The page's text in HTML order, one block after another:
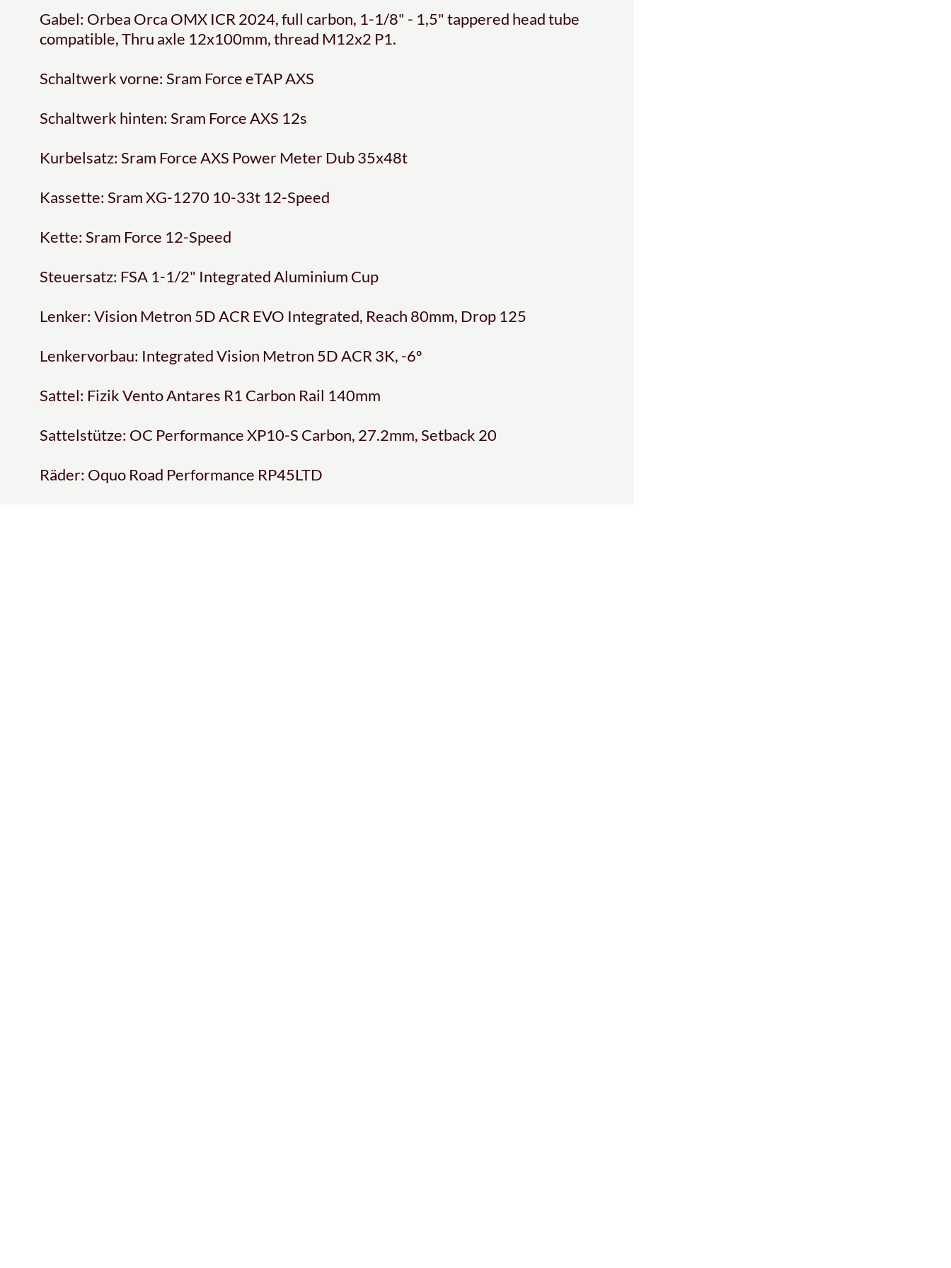
Gabel: Orbea Orca OMX ICR 2024, full carbon, 1-1/8" - 1,5" tappered head tube
compatible, Thru axle 12x100mm, thread M12x2 P1.
Schaltwerk vorne: Sram Force eTAP AXS
Schaltwerk hinten: Sram Force AXS 12s
Kurbelsatz: Sram Force AXS Power Meter Dub 35x48t
Kassette: Sram XG-1270 10-33t 12-Speed
Kette: Sram Force 12-Speed
Steuersatz: FSA 1-1/2" Integrated Aluminium Cup
Lenker: Vision Metron 5D ACR EVO Integrated, Reach 80mm, Drop 125
Lenkervorbau: Integrated Vision Metron 5D ACR 3K, -6º
Sattel: Fizik Vento Antares R1 Carbon Rail 140mm
Sattelstütze: OC Performance XP10-S Carbon, 27.2mm, Setback 20
Räder: Oquo Road Performance RP45LTD